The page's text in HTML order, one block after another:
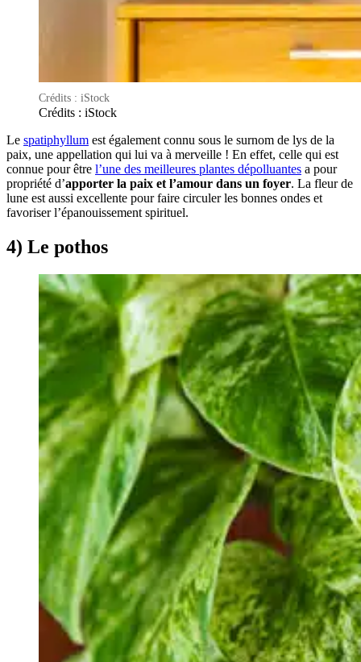
Crédits : iStock
Crédits : iStock
Le spatiphyllum est également connu sous le surnom de lys de la
paix, une appellation qui lui va à merveille ! En effet, celle qui est
connue pour être l’une des meilleures plantes dépolluantes a pour
propriété d’apporter la paix et l’amour dans un foyer. La fleur de
lune est aussi excellente pour faire circuler les bonnes ondes et
favoriser l’épanouissement spirituel.
4) Le pothos